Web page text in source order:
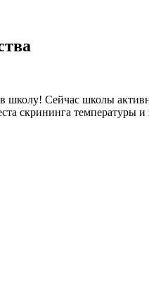
школу! Сейчас школы
скрининга температуры